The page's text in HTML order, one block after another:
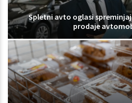
Spletni avto oglasi
prodaje